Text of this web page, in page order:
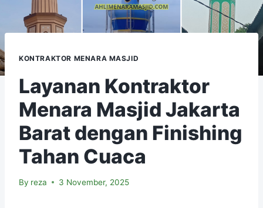
KONTRAKTOR MENARA MASJID
Layanan Kontraktor
Menara Masjid Jakarta
Barat dengan Finishing
Tahan Cuaca
By reza 3 November, 2025